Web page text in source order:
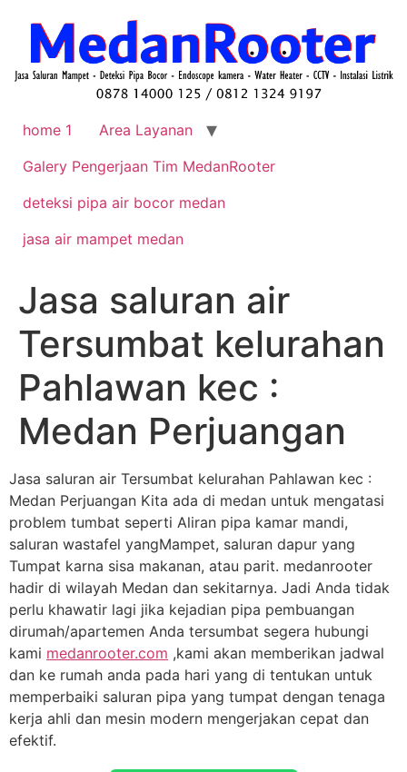
home 1
Area Layanan
Galery Pengerjaan Tim MedanRooter
deteksi pipa air bocor medan
jasa air mampet medan
Jasa saluran air
Tersumbat kelurahan
Pahlawan kec :
Medan Perjuangan
Jasa saluran air Tersumbat kelurahan Pahlawan kec :
Medan Perjuangan Kita ada di medan untuk mengatasi
problem tumbat seperti Aliran pipa kamar mandi,
saluran wastafel yangMampet, saluran dapur yang
Tumpat karna sisa makanan, atau parit. medanrooter
hadir di wilayah Medan dan sekitarnya. Jadi Anda tidak
perlu khawatir lagi jika kejadian pipa pembuangan
dirumah/apartemen Anda tersumbat segera hubungi
kami medanrooter.com ,kami akan memberikan jadwal
dan ke rumah anda pada hari yang di tentukan untuk
memperbaiki saluran pipa yang tumpat dengan tenaga
kerja ahli dan mesin modern mengerjakan cepat dan
efektif.